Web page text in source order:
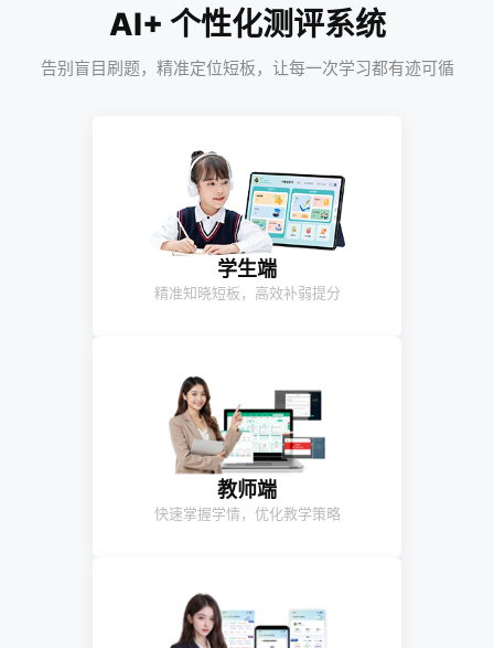
AI+ 个性化测评系统
告别盲目刷题，精准定位短板，让每一次学习都有迹可循
学生端
精准知晓短板，高效补弱提分
教师端
快速掌握学情，优化教学策略